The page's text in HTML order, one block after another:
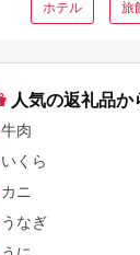
ホテル 旅
人気の返礼品か
牛肉
いくら
カニ
うなぎ